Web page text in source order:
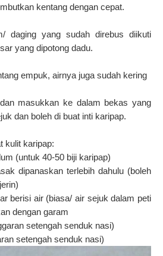
kentang dengan cepat.
daging yang sudah direbus diikuti
yang dipotong dadu.
empuk, airnya juga sudah kering
masukkan ke dalam bekas yang
dan boleh di buat inti karipap.
kulit karipap:
(untuk 40-50 biji karipap)
dipanaskan terlebih dahulu (boleh
berisi air (biasa/ air sejuk dalam peti
dengan garam
setengah senduk nasi)
setengah senduk nasi)